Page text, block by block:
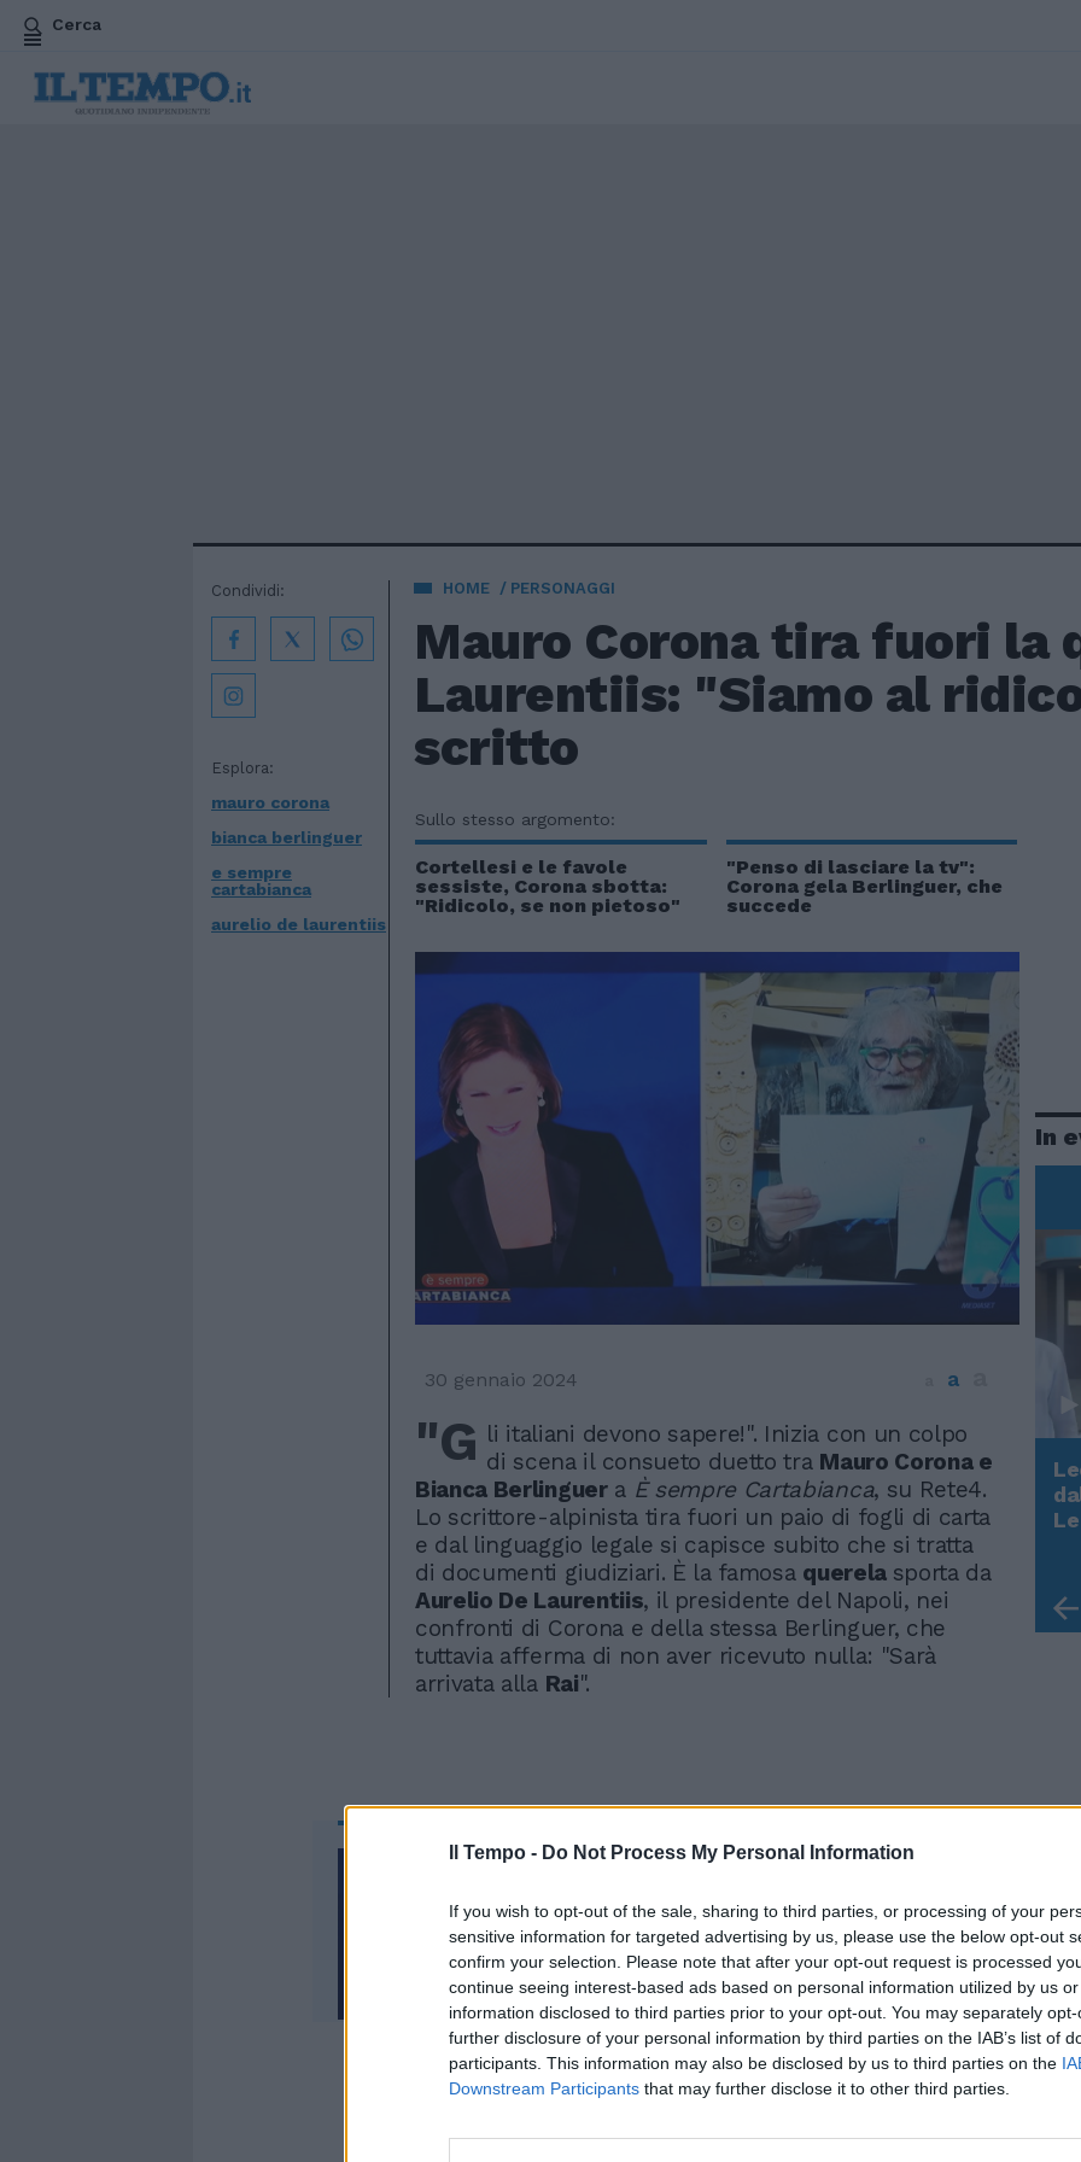
Il Tempo - Do Not Process My Personal Information
If you wish to opt-out of the sale, sharing to third parties, or processing of your
sensitive information for targeted advertising by us, please use the below opt-out
confirm your selection. Please note that after your opt-out request is processed
continue seeing interest-based ads based on personal information utilized by us
information disclosed to third parties prior to your opt-out. You may separately
further disclosure of your personal information by third parties on the IAB’s list of
participants. This information may also be disclosed by us to third parties on the
Downstream Participants that may further disclose it to other third parties.
Cerca
HOME PERSONAGGI
Mauro Corona tira fuori la
Laurentiis: "Siamo al
scritto
Esplora:
mauro corona
bianca berlinguer
e sempre
cartabianca
aurelio de laurentiis
Condividi:
Sullo stesso argomento:
Cortellesi e le favole
sessiste, Corona sbotta:
"Ridicolo, se non pietoso"
"Penso di lasciare la tv":
Corona gela Berlinguer, che
succede
30 gennaio 2024 a
"G li italiani devono sapere!". Inizia con un colpo
di scena il consueto duetto tra Mauro Corona e
Bianca Berlinguera È sempre Cartabianca, su Rete4.
Lo scrittore-alpinista tira fuori un paio di fogli di carta
e dal linguaggio legale si capisce subito che si tratta
di documenti giudiziari. È la famosa querela sporta da
Aurelio De Laurentiis, il presidente del Napoli, nei
confronti di Corona e della stessa Berlinguer, che
tuttavia afferma di non aver ricevuto nulla: "Sarà
arrivata alla Rai".
Agricoltori in protesta,
green? Spianate di
pannelli solari"
Ma cosa ha fatto arrabbiare ADL tanto da querelare?
In
Rudy Giuliani a Come States?
Trump, Meloni e la strategia
americana